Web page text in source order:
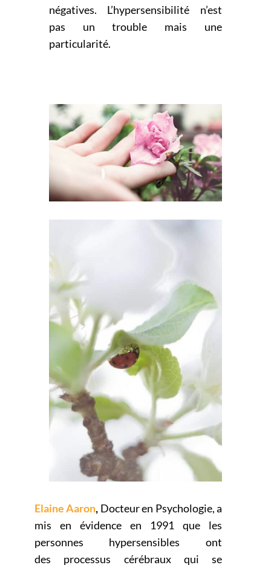
négatives. L’hypersensibilité n’est
pas un trouble mais une
particularité.
Elaine Aaron, Docteur en Psychologie, a
mis en évidence en 1991 que les
personnes hypersensibles ont
des processus cérébraux qui se